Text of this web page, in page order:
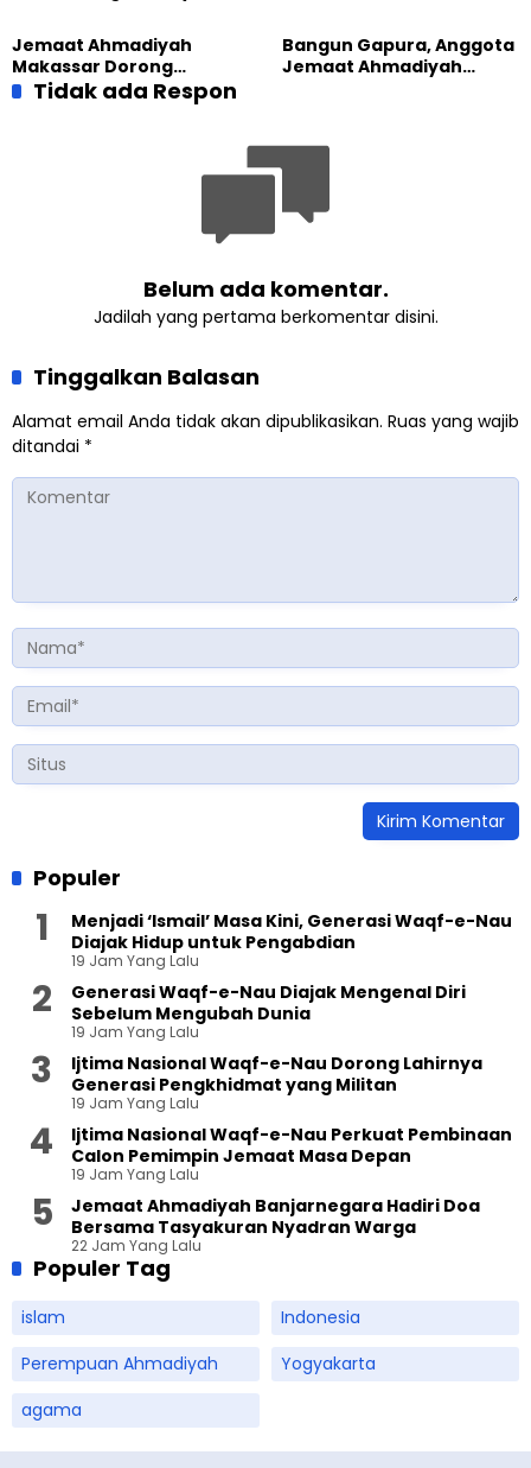
yang Militan
Masa Depan
Jemaat Ahmadiyah
Makassar Dorong
Kesadaran Lingkungan
Lewat Edukasi Ekoteologi
Bangun Gapura, Anggota
Jemaat Ahmadiyah
Tidak ada Respon
Belum ada komentar.
Jadilah yang pertama berkomentar disini.
Tinggalkan Balasan
Alamat email Anda tidak akan dipublikasikan. Ruas yang wajib
ditandai *
Populer
Menjadi ‘Ismail’ Masa Kini, Generasi Waqf-e-Nau
Diajak Hidup untuk Pengabdian
19 Jam Yang Lalu
Generasi Waqf-e-Nau Diajak Mengenal Diri
Sebelum Mengubah Dunia
19 Jam Yang Lalu
Ijtima Nasional Waqf-e-Nau Dorong Lahirnya
Generasi Pengkhidmat yang Militan
19 Jam Yang Lalu
Ijtima Nasional Waqf-e-Nau Perkuat Pembinaan
Calon Pemimpin Jemaat Masa Depan
19 Jam Yang Lalu
Jemaat Ahmadiyah Banjarnegara Hadiri Doa
Bersama Tasyakuran Nyadran Warga
22 Jam Yang Lalu
Populer Tag
islam
Indonesia
Perempuan Ahmadiyah
Yogyakarta
agama